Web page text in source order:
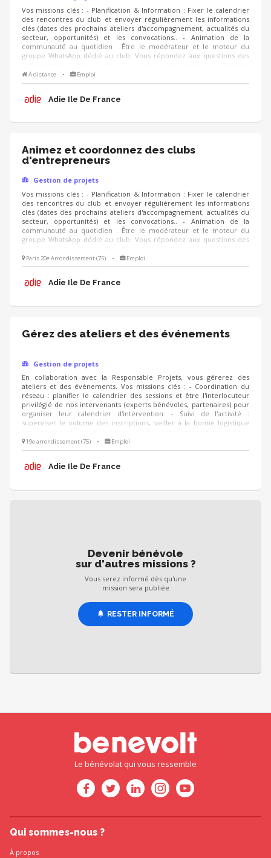
Vos missions clés : - Planification & Information : Fixer le calendrier
des rencontres du club et envoyer régulièrement les informations
clés (dates des prochains ateliers d'accompagnement, actualités du
secteur, opportunités) et les convocations.. - Animation de la
communauté au quotidien : Être le modérateur et le moteur du
groupe WhatsApp dédié au club. Vous répondez aux questions des
l'entraide entre les membres. - Suivi et Qualité : Suivre le niveau
d'engagement des membres du club, analyser les retours via des
nouvelles thématiques de rencontres.
À distance • Emploi
Adie Ile De France
Animez et coordonnez des clubs
d'entrepreneurs
Gestion de projets
Vos missions clés : - Planification & Information : Fixer le calendrier
des rencontres du club et envoyer régulièrement les informations
clés (dates des prochains ateliers d'accompagnement, actualités du
secteur, opportunités) et les convocations.. - Animation de la
communauté au quotidien : Être le modérateur et le moteur du
groupe WhatsApp dédié au club. Vous répondez aux questions des
l'entraide entre les membres. - Suivi et Qualité : Suivre le niveau
d'engagement des membres du club, analyser les retours via des
nouvelles thématiques de rencontres.
Paris 20e Arrondissement (75) • Emploi
Adie Ile De France
Gérez des ateliers et des événements
Gestion de projets
En collaboration avec la Responsable Projets, vous gérerez des
ateliers et des événements. Vos missions clés : - Coordination du
réseau : planifier le calendrier des sessions et être l'interlocuteur
privilégié de nos intervenants (experts bénévoles, partenaires) pour
organiser leur calendrier d'intervention. - Suivi de l'activité :
superviser le volume des inscriptions, veiller à la bonne logistique
informations. - Amélioration continue : suivre les questionnaires de
satisfaction des créateurs d'entreprise pour analyser les retours et
trimestre à l’autre.
19e arrondissement (75) • Emploi
Adie Ile De France
Devenir bénévole
sur d'autres missions ?
Vous serez informé dès qu'une
mission sera publiée
RESTER INFORMÉ
Le bénévolat qui vous ressemble
Qui sommes-nous ?
À propos